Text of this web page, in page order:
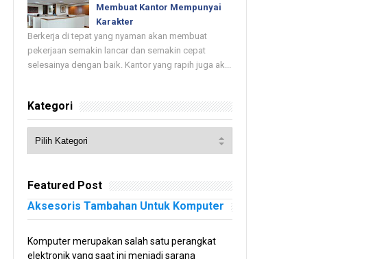
Membuat Kantor Mempunyai
Karakter
Berkerja di tepat yang nyaman akan membuat
pekerjaan semakin lancar dan semakin cepat
selesainya dengan baik. Kantor yang rapih juga ak...
Kategori
Featured Post
Aksesoris Tambahan Untuk Komputer
Komputer merupakan salah satu perangkat
elektronik yang saat ini menjadi sarana